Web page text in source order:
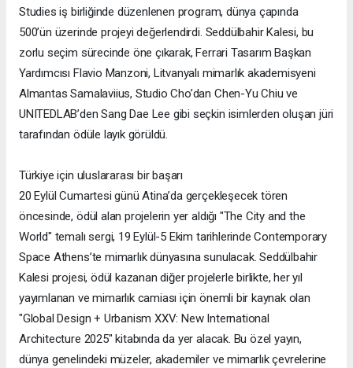
Studies iş birliğinde düzenlenen program, dünya çapında
500’ün üzerinde projeyi değerlendirdi. Seddülbahir Kalesi, bu
zorlu seçim sürecinde öne çıkarak, Ferrari Tasarım Başkan
Yardımcısı Flavio Manzoni, Litvanyalı mimarlık akademisyeni
Almantas Samalaviius, Studio Cho’dan Chen-Yu Chiu ve
UNITEDLAB’den Sang Dae Lee gibi seçkin isimlerden oluşan jüri
tarafından ödüle layık görüldü.
Türkiye için uluslararası bir başarı
20 Eylül Cumartesi günü Atina’da gerçekleşecek tören
öncesinde, ödül alan projelerin yer aldığı "The City and the
World" temalı sergi, 19 Eylül-5 Ekim tarihlerinde Contemporary
Space Athens’te mimarlık dünyasına sunulacak. Seddülbahir
Kalesi projesi, ödül kazanan diğer projelerle birlikte, her yıl
yayımlanan ve mimarlık camiası için önemli bir kaynak olan
"Global Design + Urbanism XXV: New International
Architecture 2025" kitabında da yer alacak. Bu özel yayın,
dünya genelindeki müzeler, akademiler ve mimarlık çevrelerine